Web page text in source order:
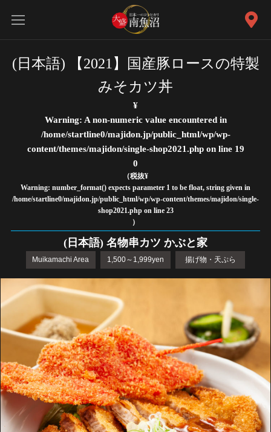
(日本語) 【2021】国産豚ロースの特製
みそカツ丼
¥
Warning: A non-numeric value encountered in
/home/startline0/majidon.jp/public_html/wp/wp-
content/themes/majidon/single-shop2021.phpon line 19
0
（税抜¥
Warning: number_format() expects parameter 1 to be float, string given in
/home/startline0/majidon.jp/public_html/wp/wp-content/themes/majidon/single-
shop2021.phpon line 23
）
(日本語) 名物串カツ かぶと家
Muikamachi Area 1,500～1,999yen 揚げ物・天ぷら